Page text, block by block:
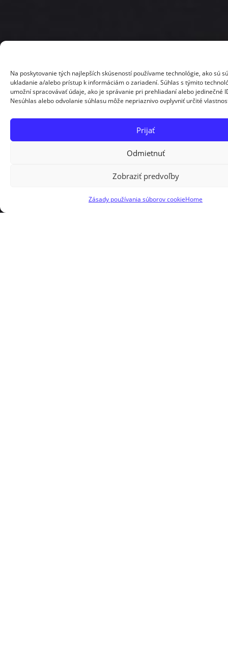
Na poskytovanie tých najlepších skúseností používame technológie, ako sú
ukladanie a/alebo prístup k informáciám o zariadení. Súhlas s týmito
umožní spracovávať údaje, ako je správanie pri prehliadaní alebo jedinečné
Nesúhlas alebo odvolanie súhlasu môže nepriaznivo ovplyvniť určité
Prijať
Odmietnuť
Zobraziť predvoľby
Zásady používania súborov cookieHome